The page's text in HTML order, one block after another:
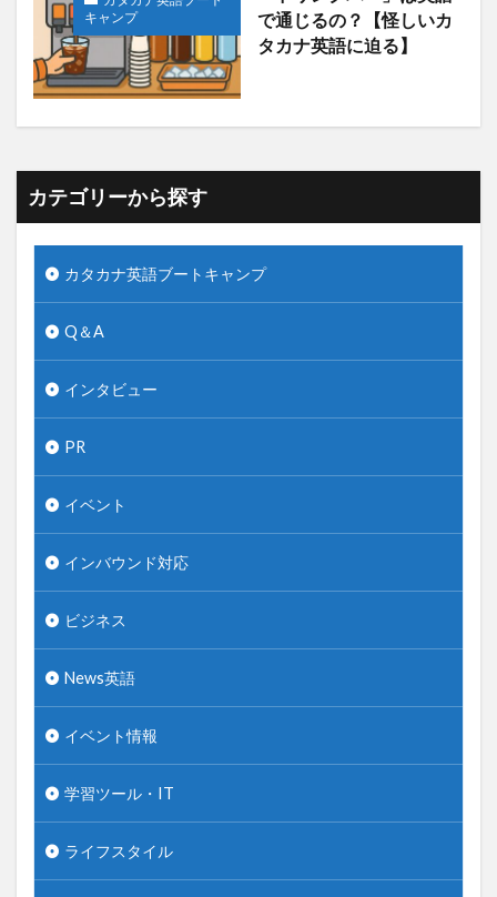
キャンプ
で通じるの？【怪しいカ
タカナ英語に迫る】
カテゴリーから探す
カタカナ英語ブートキャンプ
Q＆A
インタビュー
PR
イベント
インバウンド対応
ビジネス
News英語
イベント情報
学習ツール・IT
ライフスタイル